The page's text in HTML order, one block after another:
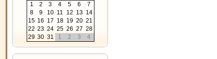
1
2 3 4 5 6
7
8
9 10 11 12 13 14
15 16 17 18 19 20 21
22 23 24 25 26 27 28
29 30 31 1 2 3 4